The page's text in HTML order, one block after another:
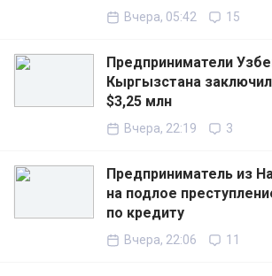
Вчера, 05:42 15
Предприниматели
Кыргызстана
$3,25 млн
Вчера, 22:19 3
Предприниматель из
на подлое
по кредиту
Вчера, 22:06 11